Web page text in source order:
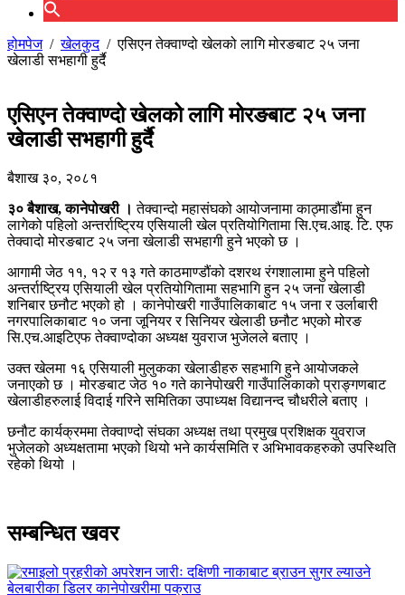
होमपेज/खेलकुद/एसिएन तेक्वाण्दो खेलको लागि मोरङबाट २५ जना
खेलाडी सभहागी हुर्दै
एसिएन तेक्वाण्दो खेलको लागि मोरङबाट २५ जना
खेलाडी सभहागी हुर्दै
बैशाख ३०, २०८१
३० बैशाख, कानेपोखरी । तेक्वान्दो महासंघको आयोजनामा काठ्माडौंमा हुन
लागेको पहिलो अन्तर्राष्ट्रिय एसियाली खेल प्रतियोगितामा सि.एच.आइ. टि. एफ
तेक्वादो मोरङबाट २५ जना खेलाडी सभहागी हुने भएको छ ।
आगामी जेठ ११, १२ र १३ गते काठमाण्डौंको दशरथ रंगशालामा हुने पहिलो
अन्तर्राष्ट्रिय एसियाली खेल प्रतियोगितामा सहभागि हुन २५ जना खेलाडी
शनिबार छनौट भएको हो । कानेपोखरी गाउँपालिकाबाट १५ जना र उर्लाबारी
नगरपालिकाबाट १० जना जूनियर र सिनियर खेलाडी छनौट भएको मोरङ
सि.एच.आइटिएफ तेक्वाण्दोका अध्यक्ष युवराज भुजेलले बताए ।
उक्त खेलमा १६ एसियाली मुलुकका खेलाडीहरु सहभागि हुने आयोजकले
जनाएको छ । मोरङबाट जेठ १० गते कानेपोखरी गाउँपालिकाको प्राङ्गणबाट
खेलाडीहरुलाई विदाई गरिने समितिका उपाध्यक्ष विद्यानन्द चौधरीले बताए ।
छनौट कार्यक्रममा तेक्वाण्दो संघका अध्यक्ष तथा प्रमुख प्रशिक्षक युवराज
भुजेलको अध्यक्षतामा भएको थियो भने कार्यसमिति र अभिभावकहरुको उपस्थिति
रहेको थियो ।
सम्बन्धित खवर